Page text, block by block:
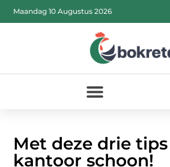
Maandag 10 Augustus 2026
Met deze drie
kantoor schoon!